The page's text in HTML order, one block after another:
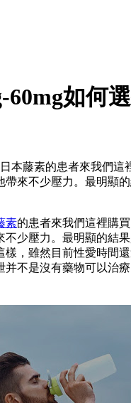
60mg如何
本藤素的患者來我們
來不少壓力。最明顯
素的患者來我們這裡購買
少壓力。最明顯的結
，雖然目前性愛時間
并不是沒有藥物可以治